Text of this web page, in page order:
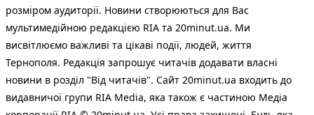
розміром аудиторії. Новини створюються для Вас
мультимедійною редакцією RIA та 20minut.ua. Ми
висвітлюємо важливі та цікаві події, людей, життя
Тернополя. Редакція запрошує читачів додавати власні
новини в розділ "Від читачів". Сайт 20minut.ua входить до
видавничої групи RIA Media, яка також є частиною Медіа